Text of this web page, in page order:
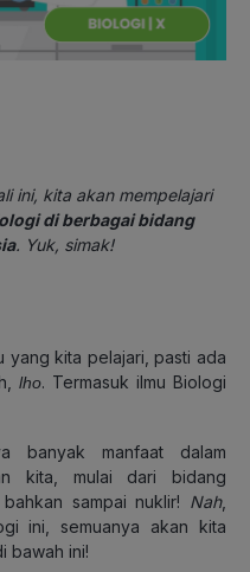
ini, kita akan mempelajari
di berbagai bidang
. Yuk, simak!
yang kita pelajari, pasti ada
lho. Termasuk ilmu Biologi
banyak manfaatdalam
kita, mulai dari bidang
sampai nuklir! Nah,
ini, semuanya akan kita
bawah ini!